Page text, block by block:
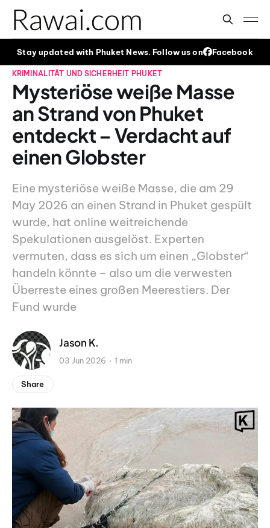
Stay updated with Phuket News. Follow us on Facebook
KRIMINALITÄT UND SICHERHEIT PHUKET
Mysteriöse weiße Masse
an Strand von Phuket
entdeckt – Verdacht auf
einen Globster
Eine mysteriöse weiße Masse, die am 29
May 2026 an einen Strand in Phuket gespült
wurde, hat online weitreichende
Spekulationen ausgelöst. Experten
vermuten, dass es sich um einen „Globster“
handeln könnte – also um die verwesten
Überreste eines großen Meerestiers. Der
Fund wurde
Jason K.
03 Jun 2026 1 min
Share